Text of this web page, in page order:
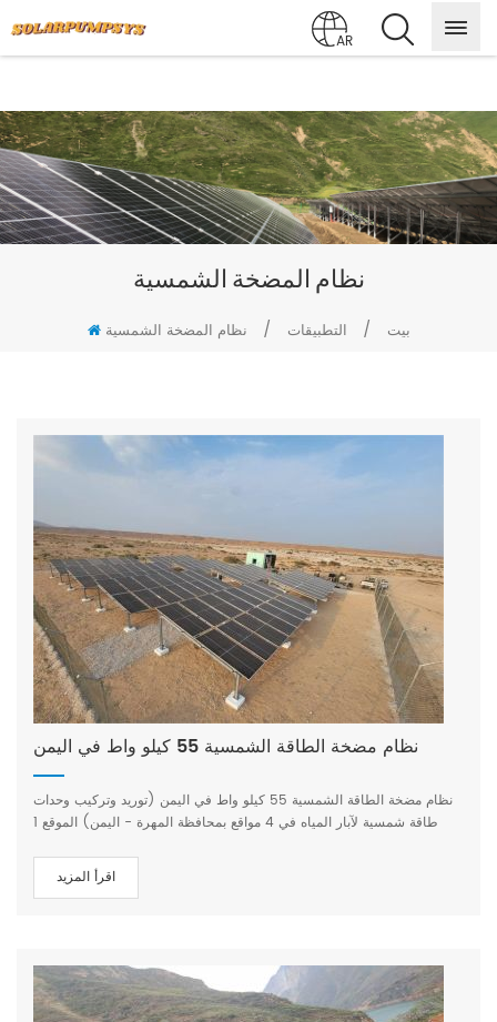
AR
نظام المضخة الشمسية
بيت / التطبيقات / نظام المضخة الشمسية
نظام مضخة الطاقة الشمسية 55 كيلو واط في اليمن
نظام مضخة الطاقة الشمسية 55 كيلو واط في اليمن (توريد وتركيب وحدات
طاقة شمسية لآبار المياه في 4 مواقع بمحافظة المهرة - اليمن) الموقع 1
400 متر السعة: 55 متر مكعب/ساعة قوة المحرك: 45 كيلو واط الغرض:
الري الزراعي الموقع: محافظة المهرة، اليمن
اقرأ المزيد